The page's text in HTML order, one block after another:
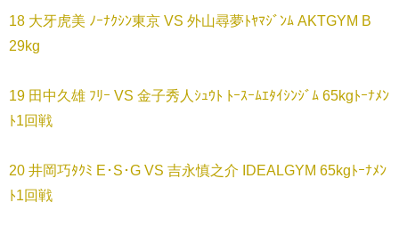
18 大牙虎美 ﾉｰﾅｸｼﾝ東京 VS 外山尋夢ﾄﾔﾏｼﾞﾝﾑ AKTGYM B
29kg
19 田中久雄 ﾌﾘｰ VS 金子秀人ｼｭｳﾄ ﾄｰｽｰﾑｴﾀｲｼﾝｼﾞﾑ 65kgﾄｰﾅﾒﾝ
ﾄ1回戦
20 井岡巧ﾀｸﾐ E･S･G VS 吉永慎之介 IDEALGYM 65kgﾄｰﾅﾒﾝ
ﾄ1回戦